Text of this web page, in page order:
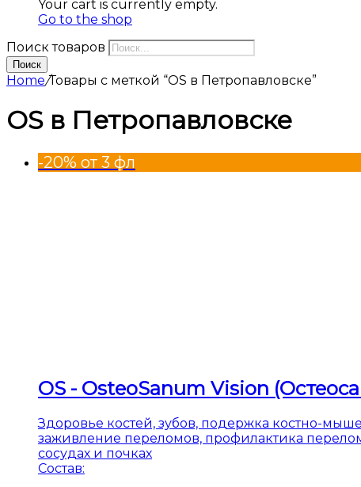
Your cart is currently empty.
Go to the shop
Поиск товаров
Поиск
Home/Товары с меткой “OS в Петропавловске”
OS в Петропавловске
-20% от 3 фл
OS - OsteoSanum Vision
Здоровье костей, зубов, подержка костно-
заживление переломов, профилактика
сосудах и почках
Состав: